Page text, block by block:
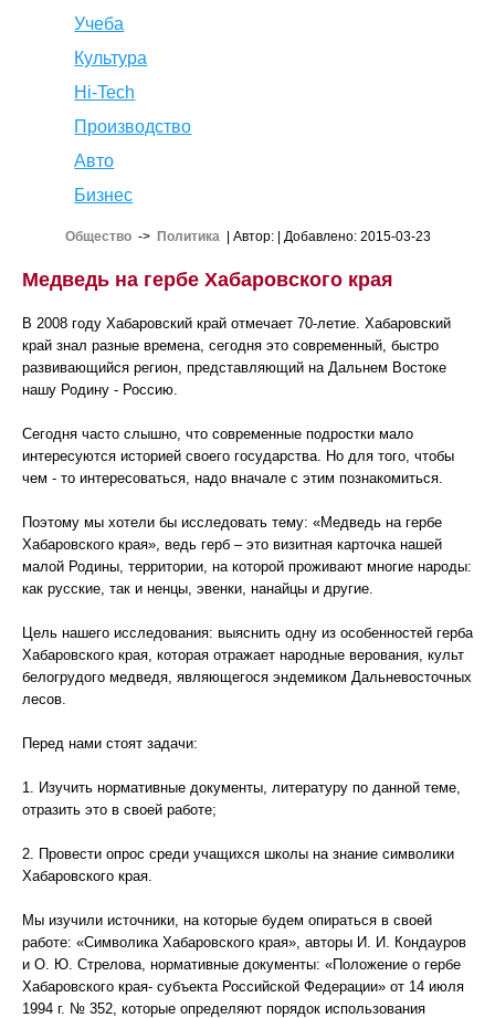
Учеба
Культура
Hi-Tech
Производство
Авто
Бизнес
Общество-> Политика| Автор: | Добавлено: 2015-03-23
Медведь на гербе Хабаровского края
В 2008 году Хабаровский край отмечает 70-летие. Хабаровский
край знал разные времена, сегодня это современный, быстро
развивающийся регион, представляющий на Дальнем Востоке
нашу Родину - Россию.
Сегодня часто слышно, что современные подростки мало
интересуются историей своего государства. Но для того, чтобы
чем - то интересоваться, надо вначале с этим познакомиться.
Поэтому мы хотели бы исследовать тему: «Медведь на гербе
Хабаровского края», ведь герб – это визитная карточка нашей
малой Родины, территории, на которой проживают многие народы:
как русские, так и ненцы, эвенки, нанайцы и другие.
Цель нашего исследования: выяснить одну из особенностей герба
Хабаровского края, которая отражает народные верования, культ
белогрудого медведя, являющегося эндемиком Дальневосточных
лесов.
Перед нами стоят задачи:
1. Изучить нормативные документы, литературу по данной теме,
отразить это в своей работе;
2. Провести опрос среди учащихся школы на знание символики
Хабаровского края.
Мы изучили источники, на которые будем опираться в своей
работе: «Символика Хабаровского края», авторы И. И. Кондауров
и О. Ю. Стрелова, нормативные документы: «Положение о гербе
Хабаровского края- субъекта Российской Федерации» от 14 июля
1994 г. № 352, которые определяют порядок использования